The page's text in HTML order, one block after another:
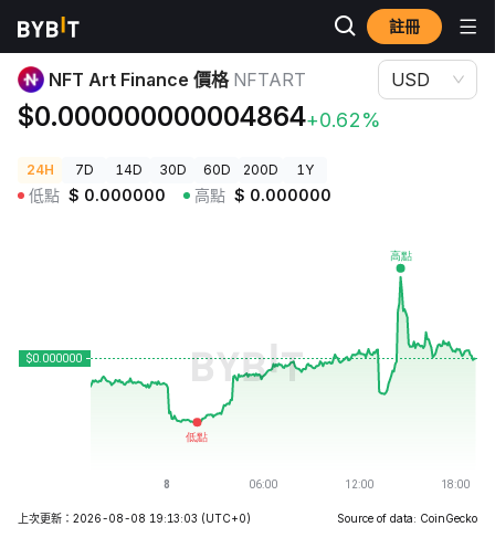
註冊
加密貨幣價格
NFT Art Finance 價格 NFTART
$0.000000000004864+0.62%
USD
24H 7D 14D 30D 60D 200D 1Y
低點 $ 0.000000 高點 $ 0.000000
上次更新：2026-08-08 19:13:03 (UTC+0) Source of data: CoinGecko